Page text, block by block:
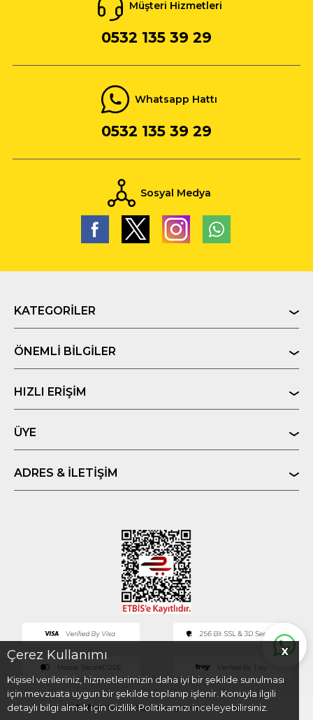
X
Çerez Kullanımı
Kişisel verileriniz, hizmetlerimizin daha iyi bir şekilde sunulması
için mevzuata uygun bir şekilde toplanıp işlenir. Konuyla ilgili
detaylı bilgi almak için Gizlilik Politikamızı inceleyebilirsiniz.
Müşteri Hizmetleri
0532 135 39 29
Whatsapp Hattı
0532 135 39 29
Sosyal Medya
KATEGORILER
ÖNEMLI BILGILER
HIZLI ERIŞIM
ÜYE
ADRES & İLETIŞIM
T-SoftE-TicaretSistemleriyle Hazırlanmıştır.